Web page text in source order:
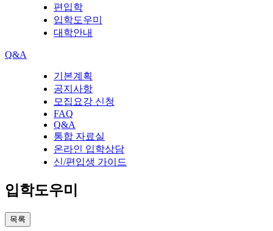
편입학
입학도우미
대학안내
Q&A
기본계획
공지사항
모집요강 신청
FAQ
Q&A
통합 자료실
온라인 입학상담
신/편입생 가이드
입학도우미
목록